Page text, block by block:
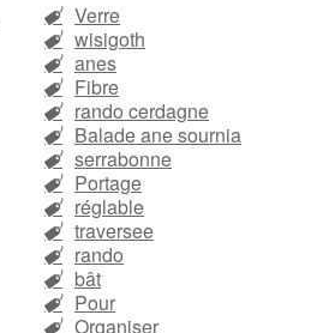
Verre
wisigoth
anes
Fibre
rando cerdagne
Balade ane sournia
serrabonne
Portage
réglable
traversee
rando
bât
Pour
Organiser